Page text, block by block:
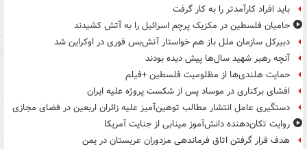
باید افراد کارآمدتر را به کار گرفت
حامیان فلسطین در مکزیک پرچم اسرائیل را به آتش کشیدند
دبیرکل سازمان ملل باز هم خواستار آتش‌بس فوری در اوکراین شد
آنچه رهبر شهید سال‌ها پیش دیده بودند
حمایت هلندی‌ها از مظلومیت فلسطین +فیلم
افشای برکناری در موساد پس از شکست پروژه علیه ایران
دستگیری عامل انتشار مطالب توهین‌آمیز علیه زائران اربعین در فضای مجازی
روایت تکان‌دهنده دانش‌آموز مینابی از جنایت آمریکا
هدف قرار گرفتن اتاق‌ فرماندهی مزدوران عربستان در یمن